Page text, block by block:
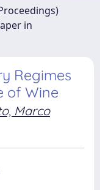
in
Regimes
of Wine
Marco